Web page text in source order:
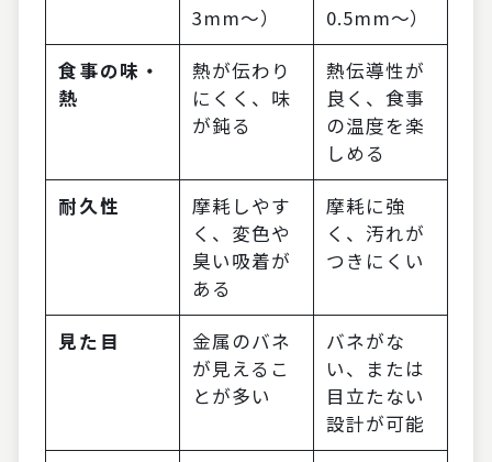
3mm〜）
0.5mm〜）
食事の味・
熱
熱が伝わり
にくく、味
が鈍る
熱伝導性が
良く、食事
の温度を楽
しめる
耐久性
摩耗しやす
く、変色や
臭い吸着が
ある
摩耗に強
く、汚れが
つきにくい
見た目
金属のバネ
が見えるこ
とが多い
バネがな
い、または
目立たない
設計が可能